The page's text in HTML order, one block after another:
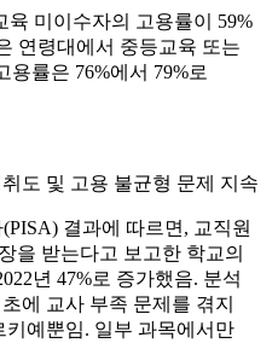
육 미이수자의 고용률이 59%
연령대에서 중등교육 또는
용률은 76%에서 79%로
도 및 고용 불균형 문제 지속
결과에 따르면, 교직원
을 받는다고 보고한 학교의
년 47%로 증가했음. 분석
에 교사 부족 문제를 겪지
예뿐임. 일부 과목에서만